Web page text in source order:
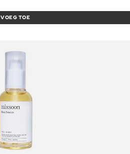
VOEG TOE